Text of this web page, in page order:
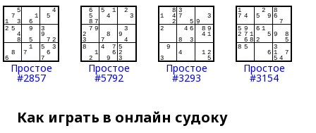
Простое
#2857
Простое
#5792
Простое
#3293
Простое
#3154
Как играть в онлайн судоку